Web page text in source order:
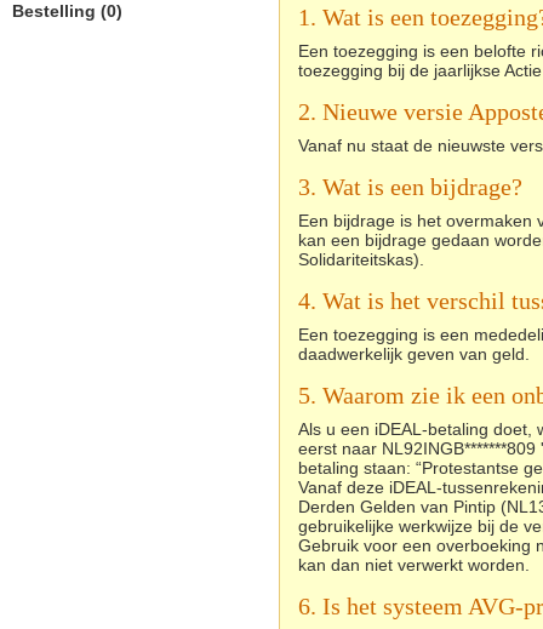
1. Wat is een
Een toezegging is een belofte
toezegging bij de jaarlijkse
2. Nieuwe versie
Vanaf nu staat de nieuwste
3. Wat is een bijdrage?
Een bijdrage is het overmaken
kan een bijdrage gedaan
Solidariteitskas).
4. Wat is het verschil
Een toezegging is een
daadwerkelijk geven van geld.
5. Waarom zie ik een
Als u een iDEAL-betaling doet,
eerst naar
betaling staan: “Protestantse
Vanaf deze iDEAL-
Derden Gelden van Pintip
gebruikelijke werkwijze bij de
Gebruik voor een overboeking
kan dan niet verwerkt worden.
6. Is het systeem AVG-
Bestelling (0)